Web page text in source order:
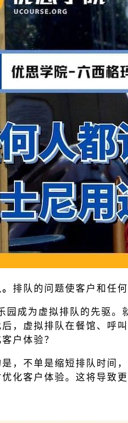
排队的问题使客户和任
园成为虚拟排队的先驱
，虚拟排队在餐馆、呼
户体验？
，不单是缩短排队时间
化客户体验。这将导致